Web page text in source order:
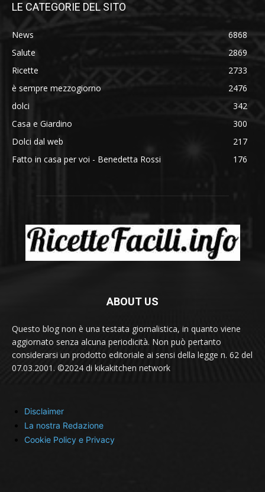
LE CATEGORIE DEL SITO
News
6868
Salute
2869
Ricette
2733
è sempre mezzogiorno
2476
dolci
342
Casa e Giardino
300
Dolci dal web
217
Fatto in casa per voi - Benedetta Rossi
176
ABOUT US
Questo blog non è una testata giornalistica, in quanto viene
aggiornato senza alcuna periodicità. Non può pertanto
considerarsi un prodotto editoriale ai sensi della legge n. 62 del
07.03.2001. ©2024 di kikakitchen network
Disclaimer
La nostra Redazione
Cookie Policy e Privacy